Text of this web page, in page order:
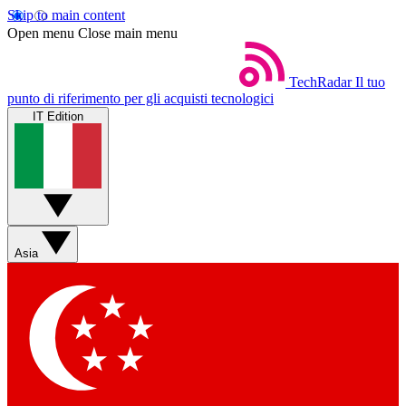
Skip to main content
Open menu Close main menu
TechRadar Il tuo
punto di riferimento per gli acquisti tecnologici
IT Edition
Asia